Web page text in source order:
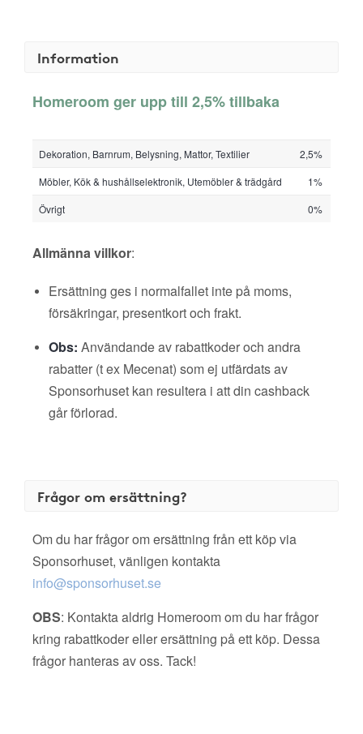
Information
Homeroom ger upp till 2,5% tillbaka
Dekoration, Barnrum, Belysning, Mattor, Textilier
2,5%
Möbler, Kök & hushållselektronik, Utemöbler & trädgård
1%
Övrigt
0%
Allmänna villkor:
Ersättning ges i normalfallet inte på moms,
försäkringar, presentkort och frakt.
Obs: Användande av rabattkoder och andra
rabatter (t ex Mecenat) som ej utfärdats av
Sponsorhuset kan resultera i att din cashback
går förlorad.
Frågor om ersättning?
Om du har frågor om ersättning från ett köp via
Sponsorhuset, vänligen kontakta
info@sponsorhuset.se
OBS: Kontakta aldrig Homeroom om du har frågor
kring rabattkoder eller ersättning på ett köp. Dessa
frågor hanteras av oss. Tack!